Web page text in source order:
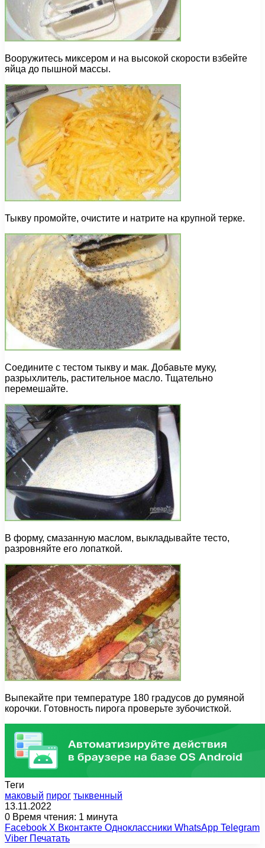
Вооружитесь миксером и на высокой скорости взбейте
яйца до пышной массы.
Тыкву промойте, очистите и натрите на крупной терке.
Соедините с тестом тыкву и мак. Добавьте муку,
разрыхлитель, растительное масло. Тщательно
перемешайте.
В форму, смазанную маслом, выкладывайте тесто,
разровняйте его лопаткой.
Выпекайте при температуре 180 градусов до румяной
корочки. Готовность пирога проверьте зубочисткой.
Теги
маковый пирог тыквенный
13.11.2022
0 Время чтения: 1 минута
Facebook X Вконтакте Одноклассники WhatsApp Telegram
Viber Печатать